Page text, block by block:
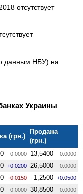
отсутствует
данным НБУ) на
Украины
(грн.)
Продажа
(грн.)
0.0000 13,5400 0.0000
+0.0200 26,5000 0.0000
-0.0150 1,2500 +0.0500
0.0000 30,8500 0.0000